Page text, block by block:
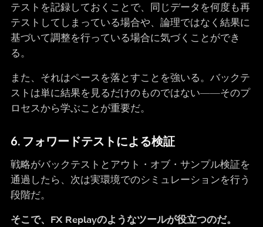
テストを記録しておくことで、同じデータを何度も再
テストしてしまっている場合や、論理ではなく結果に
基づいて調整を行っている場合に気づくことができ
る。
また、それはペースを落とすことを強いる。バックテ
ストは単に結果を見るだけのものではない――そのプ
ロセスから学ぶことが重要だ。
6. フォワードテストによる検証
戦略がバックテストとアウト・オブ・サンプル検証を
通過したら、次は実環境でのシミュレーションを行う
段階だ。
そこで、FX Replayのようなツールが役立つのだ。